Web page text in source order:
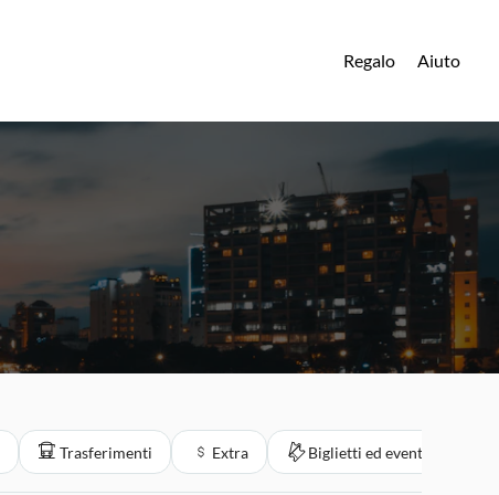
Regalo Aiuto
Trasferimenti Extra Biglietti ed eventi